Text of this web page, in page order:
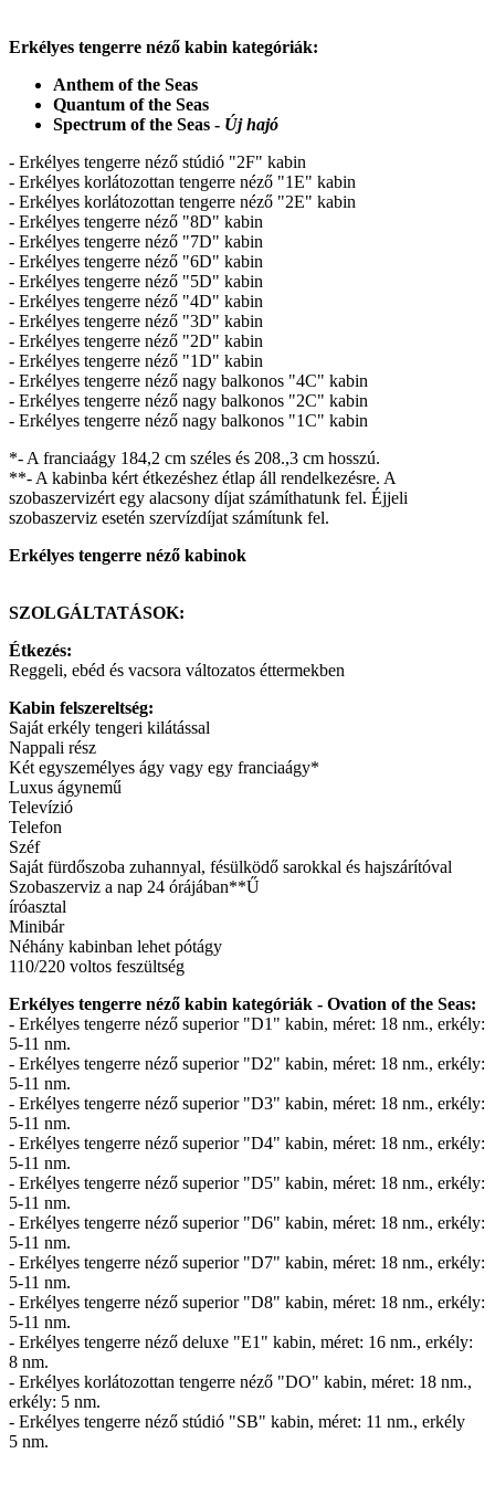
Erkélyes tengerre néző kabin kategóriák:
Anthem of the Seas
Quantum of the Seas
Spectrum of the Seas - Új hajó
- Erkélyes tengerre néző stúdió "2F" kabin
- Erkélyes korlátozottan tengerre néző "1E" kabin
- Erkélyes korlátozottan tengerre néző "2E" kabin
- Erkélyes tengerre néző "8D" kabin
- Erkélyes tengerre néző "7D" kabin
- Erkélyes tengerre néző "6D" kabin
- Erkélyes tengerre néző "5D" kabin
- Erkélyes tengerre néző "4D" kabin
- Erkélyes tengerre néző "3D" kabin
- Erkélyes tengerre néző "2D" kabin
- Erkélyes tengerre néző "1D" kabin
- Erkélyes tengerre néző nagy balkonos "4C" kabin
- Erkélyes tengerre néző nagy balkonos "2C" kabin
- Erkélyes tengerre néző nagy balkonos "1C" kabin
*- A franciaágy 184,2 cm széles és 208.,3 cm hosszú.
**- A kabinba kért étkezéshez étlap áll rendelkezésre. A
szobaszervizért egy alacsony díjat számíthatunk fel. Éjjeli
szobaszerviz esetén szervízdíjat számítunk fel.
Erkélyes tengerre néző kabinok
SZOLGÁLTATÁSOK:
Étkezés:
Reggeli, ebéd és vacsora változatos éttermekben
Kabin felszereltség:
Saját erkély tengeri kilátással
Nappali rész
Két egyszemélyes ágy vagy egy franciaágy*
Luxus ágynemű
Televízió
Telefon
Széf
Saját fürdőszoba zuhannyal, fésülködő sarokkal és hajszárítóval
Szobaszerviz a nap 24 órájában**Ű
íróasztal
Minibár
Néhány kabinban lehet pótágy
110/220 voltos feszültség
Erkélyes tengerre néző kabin kategóriák - Ovation of the Seas:
- Erkélyes tengerre néző superior "D1" kabin, méret: 18 nm., erkély:
5-11 nm.
- Erkélyes tengerre néző superior "D2" kabin, méret: 18 nm., erkély:
5-11 nm.
- Erkélyes tengerre néző superior "D3" kabin, méret: 18 nm., erkély:
5-11 nm.
- Erkélyes tengerre néző superior "D4" kabin, méret: 18 nm., erkély:
5-11 nm.
- Erkélyes tengerre néző superior "D5" kabin, méret: 18 nm., erkély:
5-11 nm.
- Erkélyes tengerre néző superior "D6" kabin, méret: 18 nm., erkély:
5-11 nm.
- Erkélyes tengerre néző superior "D7" kabin, méret: 18 nm., erkély:
5-11 nm.
- Erkélyes tengerre néző superior "D8" kabin, méret: 18 nm., erkély:
5-11 nm.
- Erkélyes tengerre néző deluxe "E1" kabin, méret: 16 nm., erkély:
8 nm.
- Erkélyes korlátozottan tengerre néző "DO" kabin, méret: 18 nm.,
erkély: 5 nm.
- Erkélyes tengerre néző stúdió "SB" kabin, méret: 11 nm., erkély
5 nm.